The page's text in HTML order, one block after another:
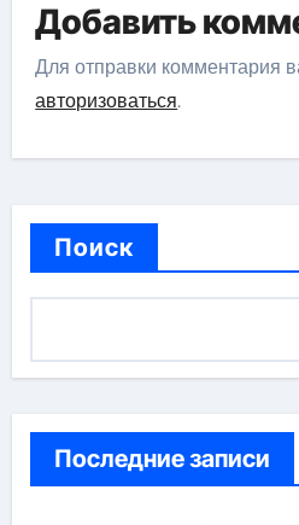
Добавить
Для отправки комментария
авторизоваться.
Поиск
Последние записи